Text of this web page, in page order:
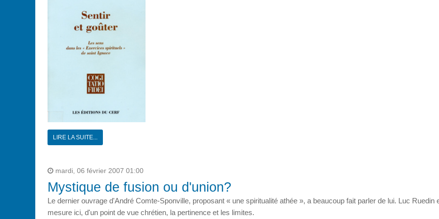
LIRE LA SUITE...
mardi, 06 février 2007 01:00
Mystique de fusion ou d'union?
Le dernier ouvrage d'André Comte-Sponville, proposant « une spiritualité athée », a beaucoup fait parler de lui. Luc Ruedin
mesure ici, d'un point de vue chrétien, la pertinence et les limites.